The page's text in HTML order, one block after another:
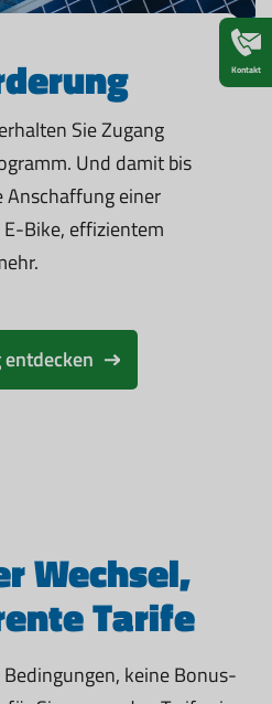
erhalten Sie Zugang
Und damit bis
Anschaffung einer
E-Bike, effizientem
Wechsel,
Tarife
keine Bonus-
Kontakt